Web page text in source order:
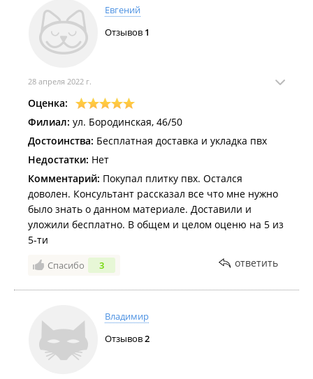
Евгений
Отзывов 1
28 апреля 2022 г.
Оценка:
Филиал: ул. Бородинская, 46/50
Достоинства: Бесплатная доставка и укладка пвх
Недостатки: Нет
Комментарий: Покупал плитку пвх. Остался
доволен. Консультант рассказал все что мне нужно
было знать о данном материале. Доставили и
уложили бесплатно. В общем и целом оценю на 5 из
5-ти
Спасибо 3 ответить
Владимир
Отзывов2